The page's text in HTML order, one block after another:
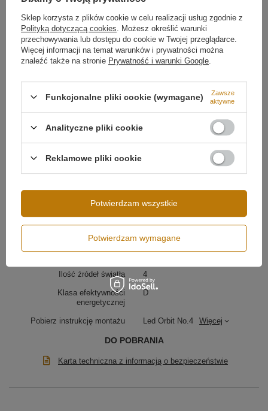
Design i trwałość
Oprawa z aluminium w matowej czerni nadaje lampie
elegancki wygląd i zapewnia skuteczne odprowadzanie
ciepła, co wydłuża żywotność LED. Orbit No.4
zarówno do minimalistycznych apartamentów, jak i
przestrzeni industrialnych. To ponadczasowa lampa
LED do wysokich wnętrz.
Każdy z czterech ringów można ustawić pod kątem i
wysokością, tworząc unikalne aranżacje. Orbit No.4 to
lampa LED regulowana, idealna do personalizacji – od
symetrycznych układów po dynamiczne kompozycje.
Świetnie sprawdza się nad stołem, w kuchni z wyspą, a
Napięcie wejściowe
Moc lampy
Strumień świetlny 9400 lm
Klasa szczelności IP20
Średnica profilu
100 cm
80 cm
60 cm
Ilość źródeł światła 4
Klasa efektywności
energetycznej
D
Pobierz instrukcję montażu Led Orbit No.4 Więcej
DO POBRANIA
Karta techniczna z informacją o bezpieczeństwie
Sklep korzysta z plików cookie w celu realizacji usług zgodnie z
Polityką dotyczącą cookies . Możesz określić warunki
przechowywania lub dostępu do cookie w Twojej przeglądarce.
Więcej informacji na temat warunków i prywatności można
znaleźć także na stronie Prywatność i warunki Google
Funkcjonalne pliki cookie (wymagane)
Zawsze
aktywne
Analityczne pliki cookie
Reklamowe pliki cookie
Potwierdzam wymagane
Potwierdzam wszystkie